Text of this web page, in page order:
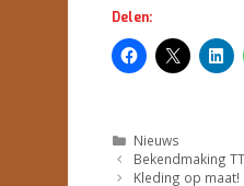
Delen:
Nieuws
Bekendmaking
Kleding op maat!